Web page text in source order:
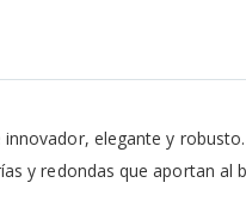
innovador, elegante y
y redondas que aportan al